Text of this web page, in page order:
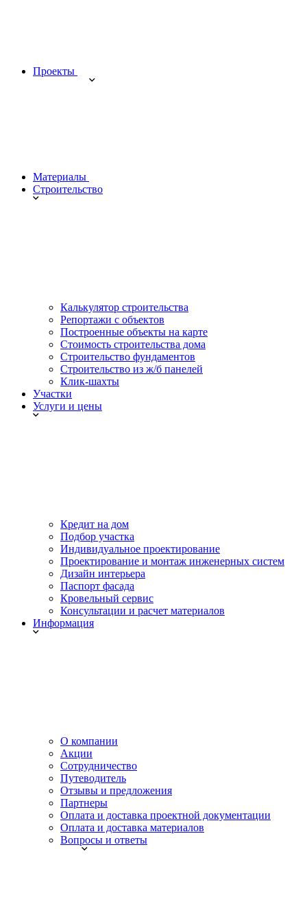
Проекты
Материалы
Строительство
Калькулятор строительства
Репортажи с объектов
Построенные объекты на карте
Стоимость строительства дома
Строительство фундаментов
Строительство из ж/б панелей
Клик-шахты
Участки
Услуги и цены
Кредит на дом
Подбор участка
Индивидуальное проектирование
Проектирование и монтаж инженерных систем
Дизайн интерьера
Паспорт фасада
Кровельный сервис
Консультации и расчет материалов
Информация
О компании
Акции
Сотрудничество
Путеводитель
Отзывы и предложения
Партнеры
Оплата и доставка проектной документации
Оплата и доставка материалов
Вопросы и ответы